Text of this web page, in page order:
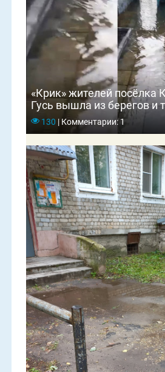
«Крик» жителей посёлка
Гусь вышла из берегов и
130 |Комментарии: 1